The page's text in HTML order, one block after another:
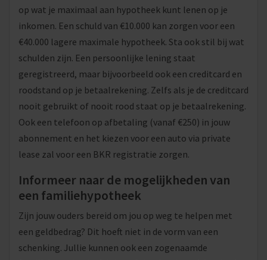
op wat je maximaal aan hypotheek kunt lenen op je
inkomen. Een schuld van €10.000 kan zorgen voor een
€40.000 lagere maximale hypotheek. Sta ook stil bij wat
schulden zijn. Een persoonlijke lening staat
geregistreerd, maar bijvoorbeeld ook een creditcard en
roodstand op je betaalrekening. Zelfs als je de creditcard
nooit gebruikt of nooit rood staat op je betaalrekening.
Ook een telefoon op afbetaling (vanaf €250) in jouw
abonnement en het kiezen voor een auto via private
lease zal voor een BKR registratie zorgen.
Informeer naar de mogelijkheden van
een familiehypotheek
Zijn jouw ouders bereid om jou op weg te helpen met
een geldbedrag? Dit hoeft niet in de vorm van een
schenking. Jullie kunnen ook een zogenaamde